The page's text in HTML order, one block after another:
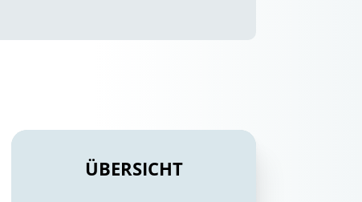
ÜBERSICHT